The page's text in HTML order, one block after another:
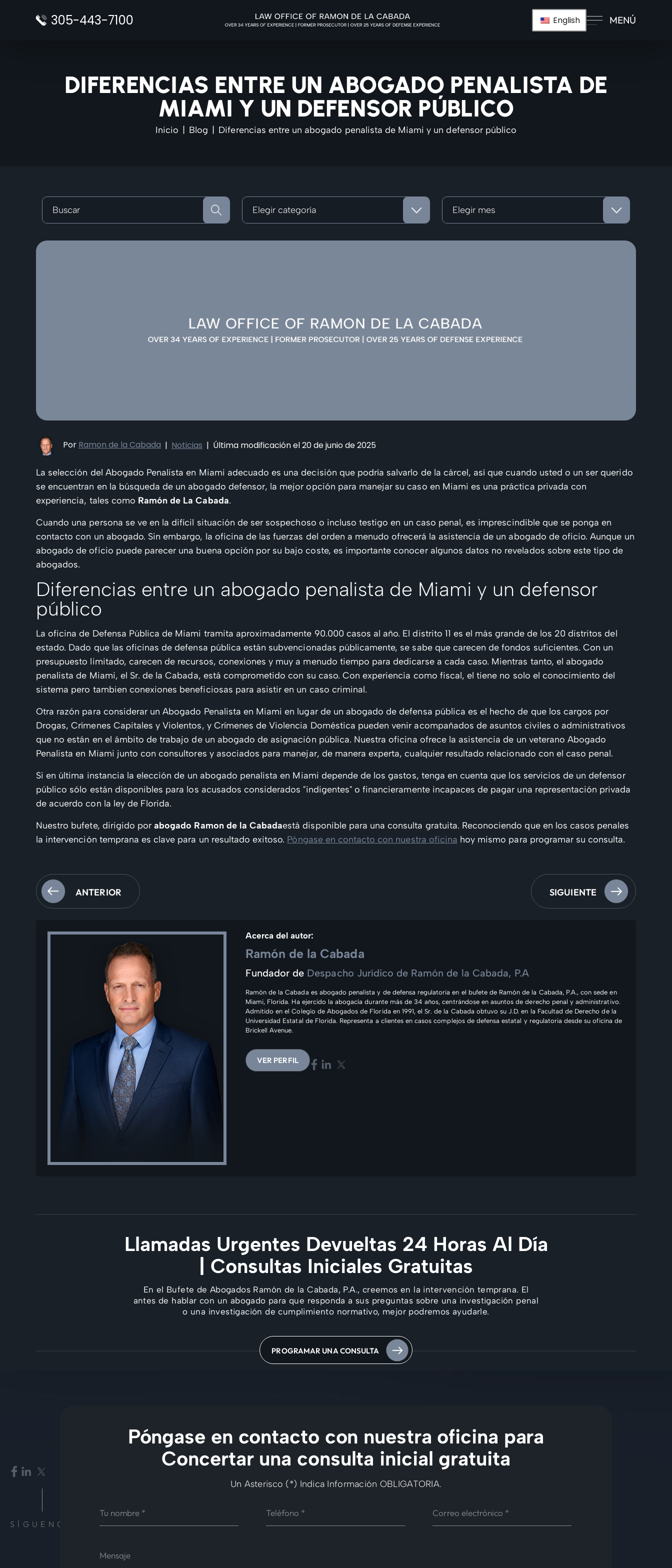
305-443-7100 English MENÚ
DIFERENCIAS ENTRE UN ABOGADO PENALISTA DE
MIAMI Y UN DEFENSOR PÚBLICO
Inicio Blog Diferencias entre un abogado penalista de Miami y un defensor público
Categorías Archivos
Por Ramon de la Cabada | Noticias | Última modificación el 20 de junio de 2025
La selección del Abogado Penalista en Miami adecuado es una decisión que podría salvarlo de la cárcel, así que cuando usted o un ser querido
se encuentran en la búsqueda de un abogado defensor, la mejor opción para manejar su caso en Miami es una práctica privada con
experiencia, tales como Ramón de La Cabada.
Cuando una persona se ve en la difícil situación de ser sospechoso o incluso testigo en un caso penal, es imprescindible que se ponga en
contacto con un abogado. Sin embargo, la oficina de las fuerzas del orden a menudo ofrecerá la asistencia de un abogado de oficio. Aunque un
abogado de oficio puede parecer una buena opción por su bajo coste, es importante conocer algunos datos no revelados sobre este tipo de
abogados.
Diferencias entre un abogado penalista de Miami y un defensor
público
La oficina de Defensa Pública de Miami tramita aproximadamente 90.000 casos al año. El distrito 11 es el más grande de los 20 distritos del
estado. Dado que las oficinas de defensa pública están subvencionadas públicamente, se sabe que carecen de fondos suficientes. Con un
presupuesto limitado, carecen de recursos, conexiones y muy a menudo tiempo para dedicarse a cada caso. Mientras tanto, el abogado
penalista de Miami, el Sr. de la Cabada, está comprometido con su caso. Con experiencia como fiscal, el tiene no solo el conocimiento del
sistema pero tambien conexiones beneficiosas para asistir en un caso criminal.
Otra razón para considerar un Abogado Penalista en Miami en lugar de un abogado de defensa pública es el hecho de que los cargos por
Drogas, Crímenes Capitales y Violentos, y Crímenes de Violencia Doméstica pueden venir acompañados de asuntos civiles o administrativos
que no están en el ámbito de trabajo de un abogado de asignación pública. Nuestra oficina ofrece la asistencia de un veterano Abogado
Penalista en Miami junto con consultores y asociados para manejar, de manera experta, cualquier resultado relacionado con el caso penal.
Si en última instancia la elección de un abogado penalista en Miami depende de los gastos, tenga en cuenta que los servicios de un defensor
público sólo están disponibles para los acusados considerados "indigentes" o financieramente incapaces de pagar una representación privada
de acuerdo con la ley de Florida.
Nuestro bufete, dirigido porabogado Ramon de la Cabadaestá disponible para una consulta gratuita. Reconociendo que en los casos penales
la intervención temprana es clave para un resultado exitoso. Póngase en contacto con nuestra oficina hoy mismo para programar su consulta.
ANTERIOR SIGUIENTE
Acerca del autor:
Ramón de la Cabada
Fundador de Despacho Jurídico de Ramón de la Cabada, P.A
Ramón de la Cabada es abogado penalista y de defensa regulatoria en el bufete de Ramón de la Cabada, P.A., con sede en
Miami, Florida. Ha ejercido la abogacía durante más de 34 años, centrándose en asuntos de derecho penal y administrativo.
Admitido en el Colegio de Abogados de Florida en 1991, el Sr. de la Cabada obtuvo su J.D. en la Facultad de Derecho de la
Universidad Estatal de Florida. Representa a clientes en casos complejos de defensa estatal y regulatoria desde su oficina de
Brickell Avenue.
VER PERFIL
Llamadas Urgentes Devueltas 24 Horas Al Día
| Consultas Iniciales Gratuitas
En el Bufete de Abogados Ramón de la Cabada, P.A., creemos en la intervención temprana. El
antes de hablar con un abogado para que responda a sus preguntas sobre una investigación penal
o una investigación de cumplimiento normativo, mejor podremos ayudarle.
PROGRAMAR UNA CONSULTA
SÍGUENOS
Póngase en contacto con nuestra oficina para
Concertar una consulta inicial gratuita
Un Asterisco (*) Indica Información OBLIGATORIA.